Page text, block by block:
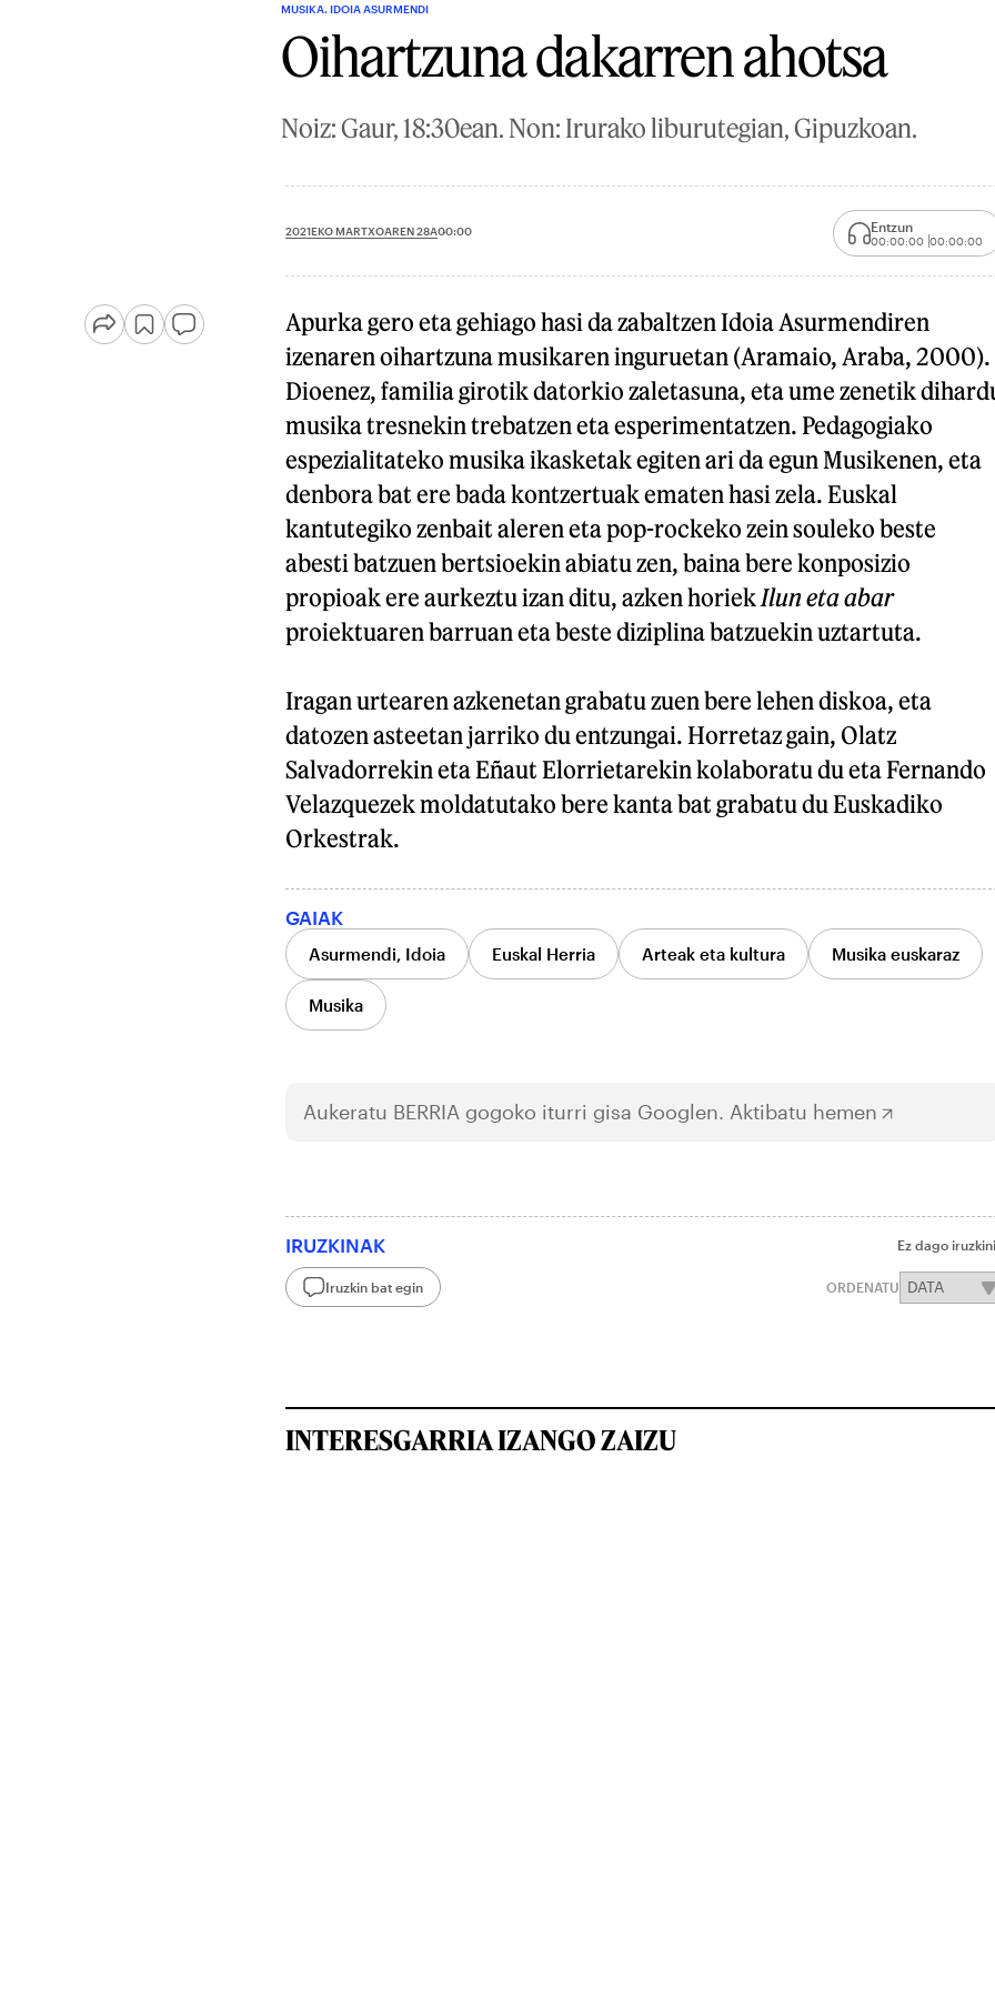
MUSIKA. IDOIA ASURMENDI
Oihartzuna dakarren ahotsa
Noiz: Gaur, 18:30ean. Non: Irurako liburutegian, Gipuzkoan.
2021EKO MARTXOAREN 28A00:00 Entzun
00:00:00 00:00:00
Apurka gero eta gehiago hasi da zabaltzen Idoia Asurmendiren
izenaren oihartzuna musikaren inguruetan (Aramaio, Araba, 2000).
Dioenez, familia girotik datorkio zaletasuna, eta ume zenetik
musika tresnekin trebatzen eta esperimentatzen. Pedagogiako
espezialitateko musika ikasketak egiten ari da egun Musikenen, eta
denbora bat ere bada kontzertuak ematen hasi zela. Euskal
kantutegiko zenbait aleren eta pop-rockeko zein souleko beste
abesti batzuen bertsioekin abiatu zen, baina bere konposizio
propioak ere aurkeztu izan ditu, azken horiek Ilun eta abar
proiektuaren barruan eta beste diziplina batzuekin uztartuta.
Iragan urtearen azkenetan grabatu zuen bere lehen diskoa, eta
datozen asteetan jarriko du entzungai. Horretaz gain, Olatz
Salvadorrekin eta Eñaut Elorrietarekin kolaboratu du eta Fernando
Velazquezek moldatutako bere kanta bat grabatu du Euskadiko
Orkestrak.
GAIAK
Asurmendi, Idoia Euskal Herria Arteak eta kultura Musika euskaraz
Musika
Aukeratu BERRIA gogoko iturri gisa Googlen. Aktibatu hemen
IRUZKINAK Ez dago
Iruzkin bat egin ORDENATU
INTERESGARRIA IZANGO ZAIZU